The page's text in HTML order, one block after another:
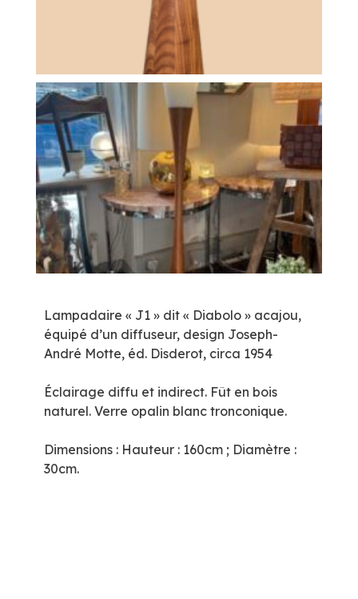
Lampadaire « J1 » dit « Diabolo » acajou,
équipé d’un diffuseur, design Joseph-
André Motte, éd. Disderot, circa 1954
Éclairage diffu et indirect. Fût en bois
naturel. Verre opalin blanc tronconique.
Dimensions : Hauteur : 160cm ; Diamètre :
30cm.